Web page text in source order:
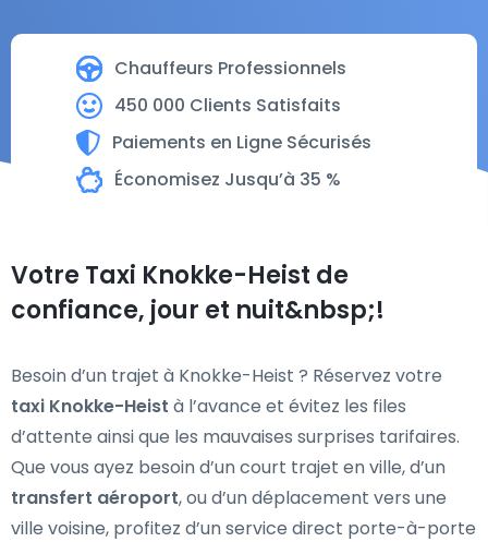
Chauffeurs Professionnels
450 000 Clients Satisfaits
Paiements en Ligne Sécurisés
Économisez Jusqu’à 35 %
Votre Taxi Knokke-Heist de
confiance, jour et nuit&nbsp;!
Besoin d’un trajet à Knokke-Heist ? Réservez votre
taxi Knokke-Heist à l’avance et évitez les files
d’attente ainsi que les mauvaises surprises tarifaires.
Que vous ayez besoin d’un court trajet en ville, d’un
transfert aéroport, ou d’un déplacement vers une
ville voisine, profitez d’un service direct porte-à-porte